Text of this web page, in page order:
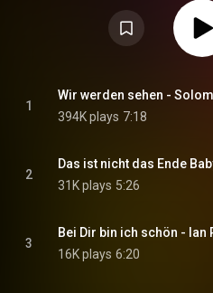
1
Wir werden sehen -
394K plays 7:18
2
31K plays 5:26
3
Bei Dir bin ich schön - Ian
16K plays 6:20